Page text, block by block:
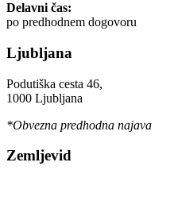
Delavni čas:
po predhodnem dogovoru
Ljubljana
Podutiška cesta 46,
1000 Ljubljana
*Obvezna predhodna najava
Zemljevid